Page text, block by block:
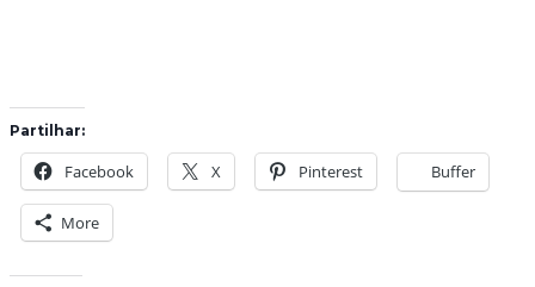
Partilhar:
Facebook X Pinterest Buffer
More